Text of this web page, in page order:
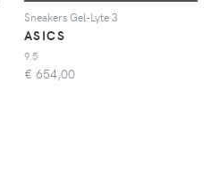
Sneakers Gel-Lyte 3
ASICS
9.5
€ 654,00